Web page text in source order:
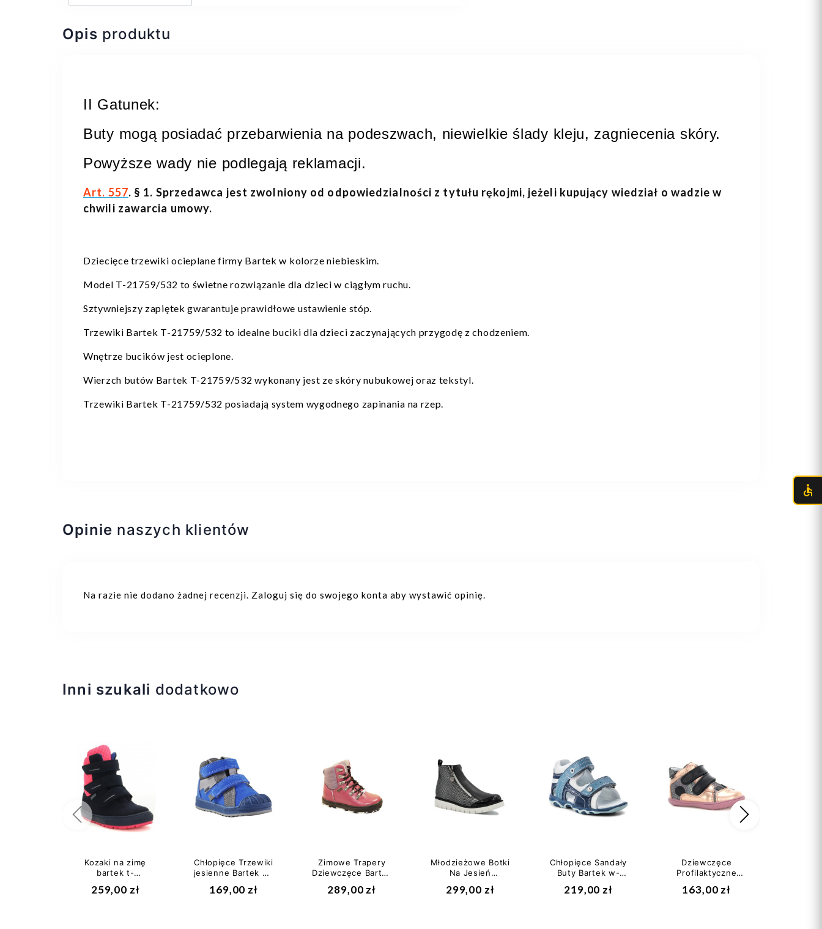
Opis produktu
II Gatunek:
Buty mogą posiadać przebarwienia na podeszwach, niewielkie ślady kleju, zagniecenia skóry.
Powyższe wady nie podlegają reklamacji.
Art. 557. § 1. Sprzedawca jest zwolniony od odpowiedzialności z tytułu rękojmi, jeżeli kupujący wiedział o wadzie w
chwili zawarcia umowy.
Dziecięce trzewiki ocieplane firmy Bartek w kolorze niebieskim.
Model T-21759/532 to świetne rozwiązanie dla dzieci w ciągłym ruchu.
Sztywniejszy zapiętek gwarantuje prawidłowe ustawienie stóp.
Trzewiki Bartek T-21759/532 to idealne buciki dla dzieci zaczynających przygodę z chodzeniem.
Wnętrze bucików jest ocieplone.
Wierzch butów Bartek T-21759/532 wykonany jest ze skóry nubukowej oraz tekstyl.
Trzewiki Bartek T-21759/532 posiadają system wygodnego zapinania na rzep.
Opinie naszych klientów
Na razie nie dodano żadnej recenzji. Zaloguj się do swojego konta aby wystawić opinię.
Inni szukali dodatkowo
Kozaki na zimę
bartek t-
Membraną BRTKtex
259,00 zł
Chłopięce Trzewiki
jesienne Bartek w-
gatunek
169,00 zł
Zimowe Trapery
Dziewczęce Bartek
Membraną
289,00 zł
Młodzieżowe Botki
Na Jesień
t-27443/sz/1rl
299,00 zł
Chłopięce Sandały
Buty Bartek w-
Rzepy
219,00 zł
Dziewczęce
Profilaktyczne
Bartek w-11702-
163,00 zł
Poprzedni